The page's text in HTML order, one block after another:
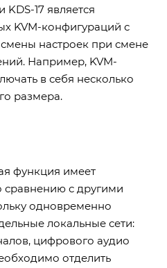
17 является
KVM-конфигураций с
настроек при смене
Например, KVM-
в себя несколько
размера.
функция имеет
сравнению с другими
одновременно
локальные сети:
цифрового аудио
отделить